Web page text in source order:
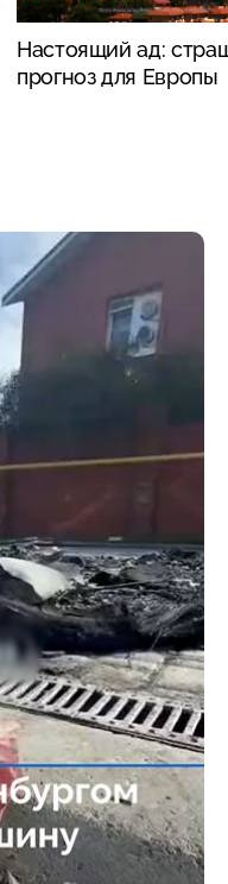
Настоящий ад:
прогноз для Европы